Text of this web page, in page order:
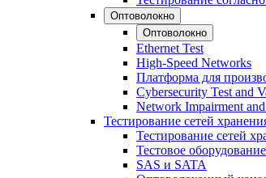
Оптоволокно
Оптоволокно
Ethernet Test
High-Speed Networks
Платформа для
Cybersecurity Test and
Network Impairment
Тестирование сетей
Тестирование сетей
Тестовое
SAS и SATA